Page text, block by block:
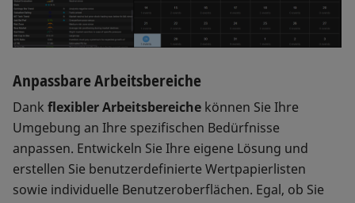
Anpassbare Arbeitsbereiche
Dank flexibler Arbeitsbereiche können Sie Ihre
Umgebung an Ihre spezifischen Bedürfnisse
anpassen. Entwickeln Sie Ihre eigene Lösung und
erstellen Sie benutzerdefinierte Wertpapierlisten
sowie individuelle Benutzeroberflächen. Egal, ob Sie